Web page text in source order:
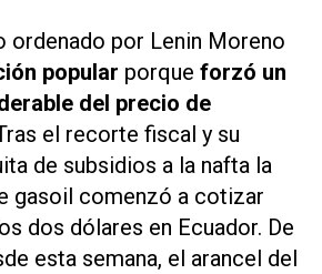
ordenado por Lenin Moreno
popular porque forzó un
del precio de
el recorte fiscal y su
de subsidios a la nafta la
gasoil comenzó a cotizar
dos dólares en Ecuador. De
esta semana, el arancel del